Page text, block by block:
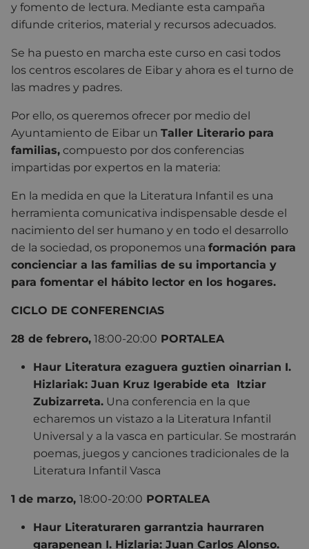
y fomento de lectura. Mediante esta campaña
difunde criterios, material y recursos adecuados.
Se ha puesto en marcha este curso en casi todos
los centros escolares de Eibar y ahora es el turno de
las madres y padres.
Por ello, os queremos ofrecer por medio del
Ayuntamiento de Eibar un Taller Literario para
familias, compuesto por dos conferencias
impartidas por expertos en la materia:
En la medida en que la Literatura Infantil es una
herramienta comunicativa indispensable desde el
nacimiento del ser humano y en todo el desarrollo
de la sociedad, os proponemos una formación para
concienciar a las familias de su importancia y
para fomentar el hábito lector en los hogares.
CICLO DE CONFERENCIAS
28 de febrero, 18:00-20:00 PORTALEA
Haur Literatura ezaguera guztien oinarrian I.
Hizlariak: Juan Kruz Igerabide eta Itziar
Zubizarreta. Una conferencia en la que
echaremos un vistazo a la Literatura Infantil
Universal y a la vasca en particular. Se mostrarán
poemas, juegos y canciones tradicionales de la
Literatura Infantil Vasca
1 de marzo, 18:00-20:00 PORTALEA
Haur Literaturaren garrantzia haurraren
garapenean I. Hizlaria: Juan Carlos Alonso.